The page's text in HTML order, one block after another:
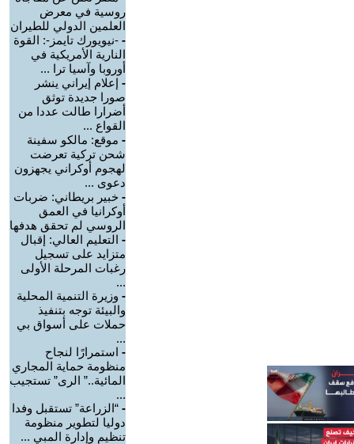
روسية في معرض
العلمين الدولي للطيران
- -نيويورك تايمز-: القوة
النارية الأمريكية في
أوروبا وآسيا ترا ...
- إعلام إيراني ينشر
صورا جديدة توثق
أضرارا طالت عددا من
القواع ...
- موقع: مالكو سفينة
شحن تركية تعرضت
لهجوم أوكراني يجهزون
دعوى ...
- خبير بريطاني: ضربات
أوكرانيا في العمق
الروسي لم تحقق هدفها
- التعليم العالي: إقبال
متزايد على تسجيل
رغبات المرحلة الأولى
...
- وزيرة التنمية المحلية
والبيئة توجه بتنفيذ
حملات على أسواق بي
...
- استمرارًا لنجاح
منظومة حماية المجاري
المائية..” الرى” تستجيب
...
- “الزراعة” تستقبل وفدا
دوليا لتطوير منظومة
تنظيم وإدارة المبي ...